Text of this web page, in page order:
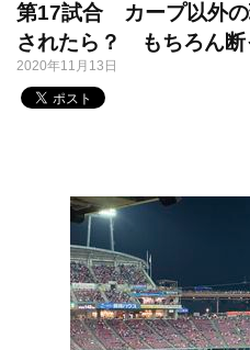
第17試合 カープ以外の
されたら？ もちろん断
2020年11月13日